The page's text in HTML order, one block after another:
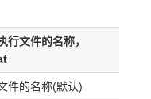
行文件的名称，
件的名称(默认)